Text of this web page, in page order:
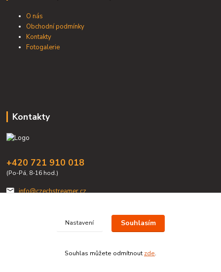
O nás
Obchodní podmínky
Kontakty
Fotogalerie
Kontakty
+420 721 910 018
(Po-Pá, 8-16 hod.)
info@czechstreamer.cz
Nastavení Souhlasím
Souhlas můžete odmítnout zde.